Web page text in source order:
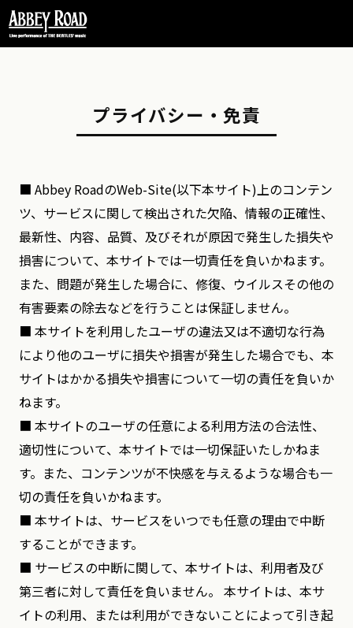
プライバシー・免責
■ Abbey RoadのWeb-Site(以下本サイト)上のコンテン
ツ、サービスに関して検出された欠陥、情報の正確性、
最新性、内容、品質、及びそれが原因で発生した損失や
損害について、本サイトでは一切責任を負いかねます。
また、問題が発生した場合に、修復、ウイルスその他の
有害要素の除去などを行うことは保証しません。
■ 本サイトを利用したユーザの違法又は不適切な行為
により他のユーザに損失や損害が発生した場合でも、本
サイトはかかる損失や損害について一切の責任を負いか
ねます。
■ 本サイトのユーザの任意による利用方法の合法性、
適切性について、本サイトでは一切保証いたしかねま
す。また、コンテンツが不快感を与えるような場合も一
切の責任を負いかねます。
■ 本サイトは、サービスをいつでも任意の理由で中断
することができます。
■ サービスの中断に関して、本サイトは、利用者及び
第三者に対して責任を負いません。 本サイトは、本サ
イトの利用、または利用ができないことによって引き起